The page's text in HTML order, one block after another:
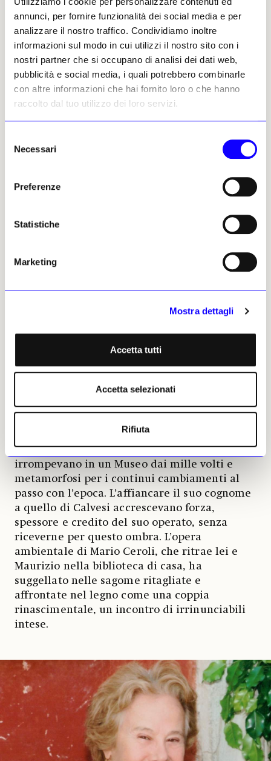
annunci, per fornire funzionalità dei social media e per
analizzare il nostro traffico. Condividiamo inoltre
informazioni sul modo in cui utilizzi il nostro sito con i
nostri partner che si occupano di analisi dei dati web,
pubblicità e social media, i quali potrebbero combinarle
con altre informazioni che hai fornito loro o che hanno
raccolto dal tuo utilizzo dei loro servizi.
delNecessari
Preferenze
Statistiche
Marketing
Mostra dettagli
Accetta tutti
Accetta selezionati
Rifiuta
Ministero degli Affari Esteri mediava e
affiancava il ruolo propulsivo del museo
stringendo accordi culturali di cui si
assumeva l’onere finanziario per Biennali e
Triennali in giro per il mondo.
La Galleria si configurava all’epoca come una
interessanti nella capitale e fuori, con il
museo Manzù di Ardea. Per le competenze
contemporaneo è stato possibile salvare un
via Veneto: su quattro lati, ritraeva in bozzetti
i maggiori scrittori, registi, attori, artisti che
secondo dopoguerra, compresa Palma
Galleria lo stile della sua personale eleganza
che suonava come invito a misurarsi con la
sobrietà dei colori di preziose giacche
presenza degli amati gatti, camicie seriche
monacali e confortevoli per interminabili
giornate lavorative. Sembra di sentire
voci lo scroscio di una risata fragorosa,
l’intelligenza dei motti di spirito che
irrompevano in un Museo dai mille volti e
metamorfosi per i continui cambiamenti al
passo con l’epoca. L’affiancare il suo cognome
a quello di Calvesi accrescevano forza,
spessore e credito del suo operato, senza
riceverne per questo ombra. L’opera
ambientale di Mario Ceroli, che ritrae lei e
Maurizio nella biblioteca di casa, ha
suggellato nelle sagome ritagliate e
affrontate nel legno come una coppia
rinascimentale, un incontro di irrinunciabili
intese.